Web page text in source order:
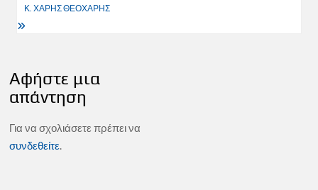
Κ. ΧΑΡΗΣ ΘΕΟΧΑΡΗΣ
Αφήστε μια
απάντηση
Για να σχολιάσετε πρέπει να
συνδεθείτε.